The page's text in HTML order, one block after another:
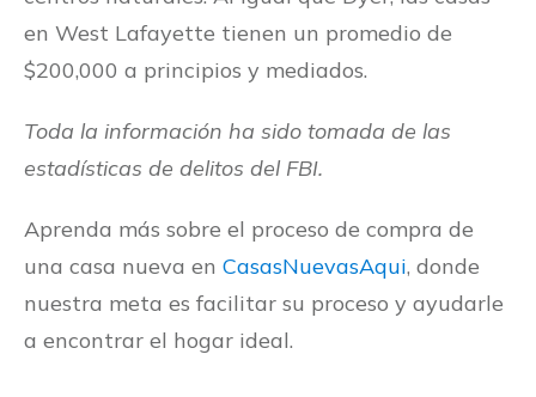
en West Lafayette tienen un promedio de
$200,000 a principios y mediados.
Toda la información ha sido tomada de las
estadísticas de delitos del FBI.
Aprenda más sobre el proceso de compra de
una casa nueva en CasasNuevasAqui, donde
nuestra meta es facilitar su proceso y ayudarle
a encontrar el hogar ideal.